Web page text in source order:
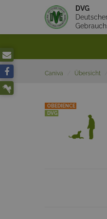
DVG
Caniva Übersicht
OBEDIENCE
DVG